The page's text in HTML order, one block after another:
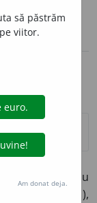
în opoziție cu
este vorba),
să păstrăm
viitor.
Am donat deja.